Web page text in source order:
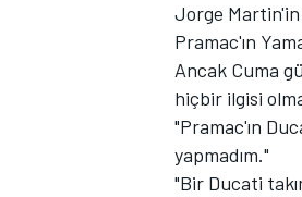
TÜRK SPORCULAR
Jorge
Pramac'ın
Ancak Cuma
hiçbir ilgisi
"Pramac'ın
yapmadım."
"Bir Ducati